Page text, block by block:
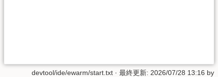
devtool/ide/ewarm/start.txt · 最終更新: 2026/07/28 13:16 by